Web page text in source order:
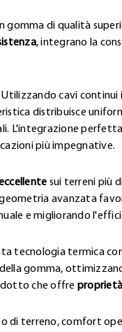
gomma di qualità
, integrano la
cavi
distribuisce
L'integrazione
più impegnative.
sui terreni più
avanzata
e migliorando
tecnologia termica
gomma,
che offre
di terreno, comfort